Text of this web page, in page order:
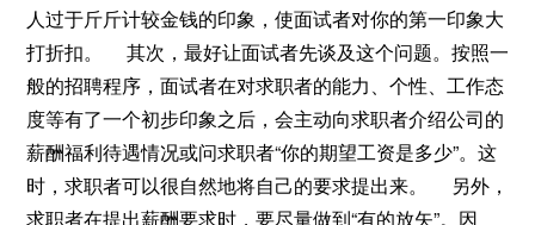
人过于斤斤计较金钱的印象，使面试者对你的第一印象大
打折扣。 其次，最好让面试者先谈及这个问题。按照一
般的招聘程序，面试者在对求职者的能力、个性、工作态
度等有了一个初步印象之后，会主动向求职者介绍公司的
薪酬福利待遇情况或问求职者“你的期望工资是多少”。这
时，求职者可以很自然地将自己的要求提出来。 另外，
求职者在提出薪酬要求时，要尽量做到“有的放矢”。因